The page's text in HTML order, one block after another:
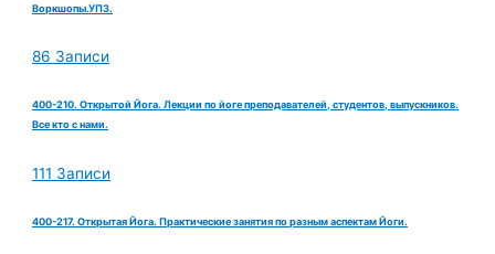
Воркшопы.УПЗ.
86 Записи
400-210. Открытой Йога. Лекции по йоге преподавателей, студентов, выпускников.
Все кто с нами.
111 Записи
400-217. Открытая Йога. Практические занятия по разным аспектам Йоги.